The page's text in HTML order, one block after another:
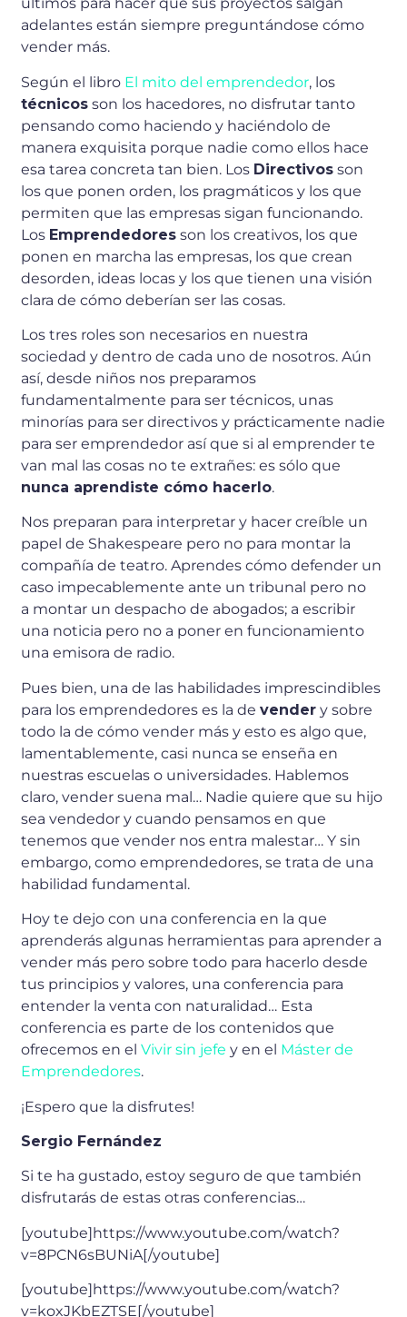
adelantes están siempre preguntándose cómo
vender más.
Según el libro El mito del emprendedor, los
técnicos son los hacedores, no disfrutar tanto
pensando como haciendo y haciéndolo de
manera exquisita porque nadie como ellos hace
esa tarea concreta tan bien. Los Directivos son
los que ponen orden, los pragmáticos y los que
permiten que las empresas sigan funcionando.
Los Emprendedores son los creativos, los que
ponen en marcha las empresas, los que crean
desorden, ideas locas y los que tienen una visión
clara de cómo deberían ser las cosas.
Los tres roles son necesarios en nuestra
sociedad y dentro de cada uno de nosotros. Aún
así, desde niños nos preparamos
fundamentalmente para ser técnicos, unas
minorías para ser directivos y prácticamente nadie
para ser emprendedor así que si al emprender te
van mal las cosas no te extrañes: es sólo que
nunca aprendiste cómo hacerlo.
Nos preparan para interpretar y hacer creíble un
papel de Shakespeare pero no para montar la
compañía de teatro. Aprendes cómo defender un
caso impecablemente ante un tribunal pero no
a montar un despacho de abogados; a escribir
una noticia pero no a poner en funcionamiento
una emisora de radio.
Pues bien, una de las habilidades imprescindibles
para los emprendedores es la devender y sobre
todo la de cómo vender más y esto es algo que,
lamentablemente, casi nunca se enseña en
nuestras escuelas o universidades. Hablemos
claro, vender suena mal… Nadie quiere que su hijo
sea vendedor y cuando pensamos en que
tenemos que vender nos entra malestar… Y sin
embargo, como emprendedores, se trata de una
habilidad fundamental.
Hoy te dejo con una conferencia en la que
aprenderás algunas herramientas para aprender a
vender más pero sobre todo para hacerlo desde
tus principios y valores, una conferencia para
entender la venta con naturalidad… Esta
conferencia es parte de los contenidos que
ofrecemos en elVivir sin jefe y en el Máster de
Emprendedores.
¡Espero que la disfrutes!
Sergio Fernández
Si te ha gustado, estoy seguro de que también
disfrutarás de estas otras conferencias…
[youtube]https://www.youtube.com/watch?
v=8PCN6sBUNiA[/youtube]
[youtube]https://www.youtube.com/watch?
v=koxJKbEZTSE[/youtube]